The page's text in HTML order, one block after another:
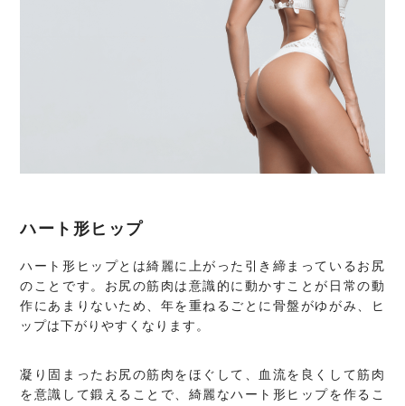
ハート形ヒップ
ハート形ヒップとは綺麗に上がった引き締まっているお尻
のことです。お尻の筋肉は意識的に動かすことが日常の動
作にあまりないため、年を重ねるごとに骨盤がゆがみ、ヒ
ップは下がりやすくなります。
凝り固まったお尻の筋肉をほぐして、血流を良くして筋肉
を意識して鍛えることで、綺麗なハート形ヒップを作るこ